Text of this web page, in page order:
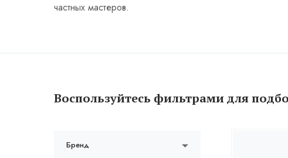
частных мастеров.
Воспользуйтесь фильтрами для
Бренд